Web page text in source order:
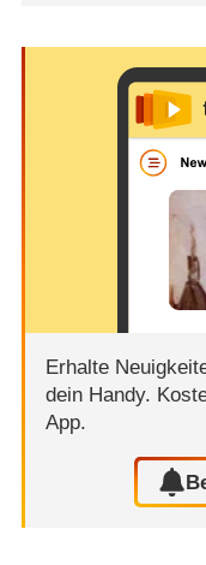
Erhalte
dein Handy.
App.